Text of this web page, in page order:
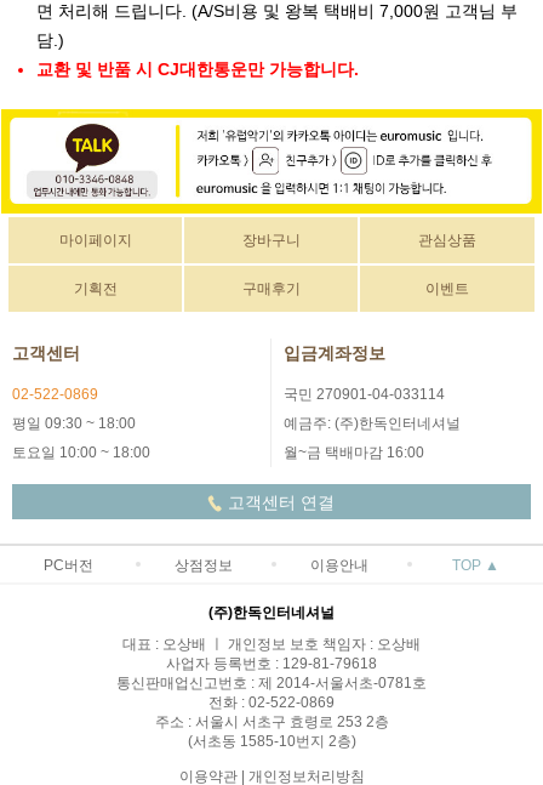
면 처리해 드립니다. (A/S비용 및 왕복 택배비 7,000원 고객님 부
담.)
교환 및 반품 시 CJ대한통운만 가능합니다.
마이페이지 장바구니 관심상품
기획전 구매후기 이벤트
고객센터
02-522-0869
평일 09:30 ~ 18:00
토요일 10:00 ~ 18:00
입금계좌정보
국민 270901-04-033114
예금주: (주)한독인터네셔널
월~금 택배마감 16:00
고객센터 연결
PC버전 상점정보 이용안내 TOP ▲
(주)한독인터네셔널
대표 : 오상배 ㅣ 개인정보 보호 책임자 : 오상배
사업자 등록번호 : 129-81-79618
통신판매업신고번호 : 제 2014-서울서초-0781호
전화 : 02-522-0869
주소 : 서울시 서초구 효령로 253 2층
(서초동 1585-10번지 2층)
이용약관| 개인정보처리방침